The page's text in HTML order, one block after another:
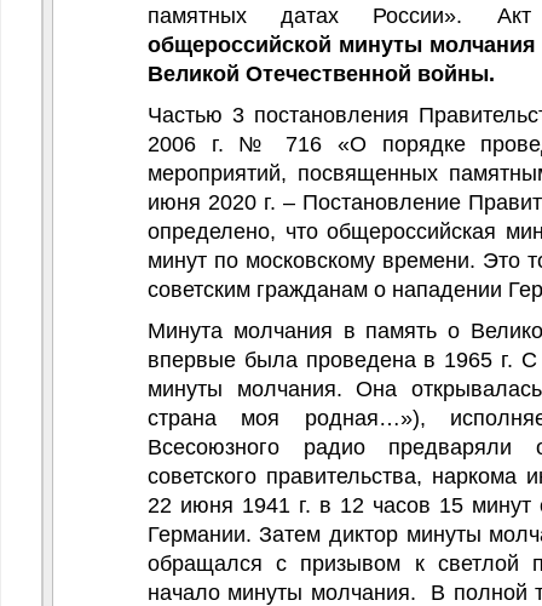
памятных датах России». Акт
общероссийской минуты
Великой Отечественной войны.
Частью 3 постановления
2006 г. № 716 «О порядке
мероприятий, посвященных
июня 2020 г. – Постановление
определено, что общероссийская
минут по московскому времени. Это
советским гражданам о нападении
Минута молчания в память о
впервые была проведена в 1965 г.
минуты молчания. Она
страна моя родная…»),
Всесоюзного радио предваряли
советского правительства,
22 июня 1941 г. в 12 часов 15 минут
Германии. Затем диктор минуты
обращался с призывом к светлой
начало минуты молчания. В полной